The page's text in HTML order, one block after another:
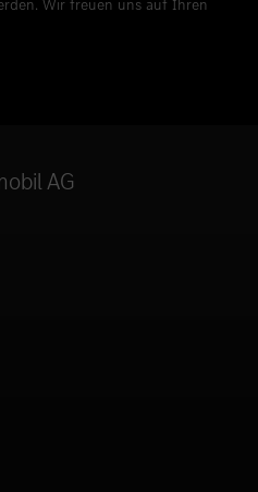
Wir freuen uns auf Ihren
AG